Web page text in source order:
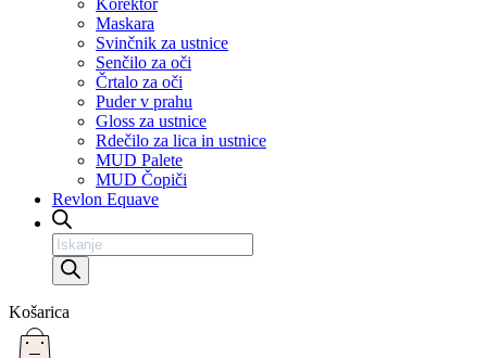
Korektor
Maskara
Svinčnik za ustnice
Senčilo za oči
Črtalo za oči
Puder v prahu
Gloss za ustnice
Rdečilo za lica in ustnice
MUD Palete
MUD Čopiči
Revlon Equave
Products
search
Košarica